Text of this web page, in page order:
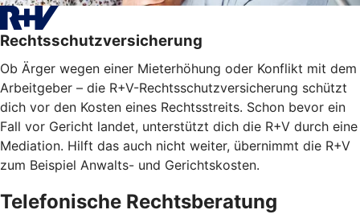
Rechtsschutzversicherung
Ob Ärger wegen einer Mieterhöhung oder Konflikt mit dem
Arbeitgeber – die R+V-Rechtsschutzversicherung schützt
dich vor den Kosten eines Rechtsstreits. Schon bevor ein
Fall vor Gericht landet, unterstützt dich die R+V durch eine
Mediation. Hilft das auch nicht weiter, übernimmt die R+V
zum Beispiel Anwalts- und Gerichtskosten.
Telefonische Rechtsberatung